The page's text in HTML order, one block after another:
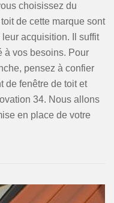
choisissez du
de cette marque sont
acquisition. Il suffit
à vos besoins. Pour
pensez à confier
de fenêtre de toit et
34. Nous allons
en place de votre